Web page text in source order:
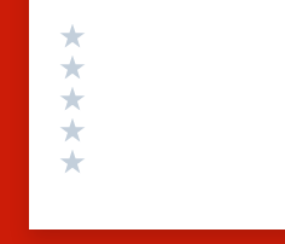
Valutazione